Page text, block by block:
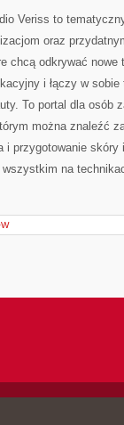
Veriss to
oraz
chcą odkrywać nowe
i łączy w
To portal dla osób
można znaleźć
i przygotowanie
na